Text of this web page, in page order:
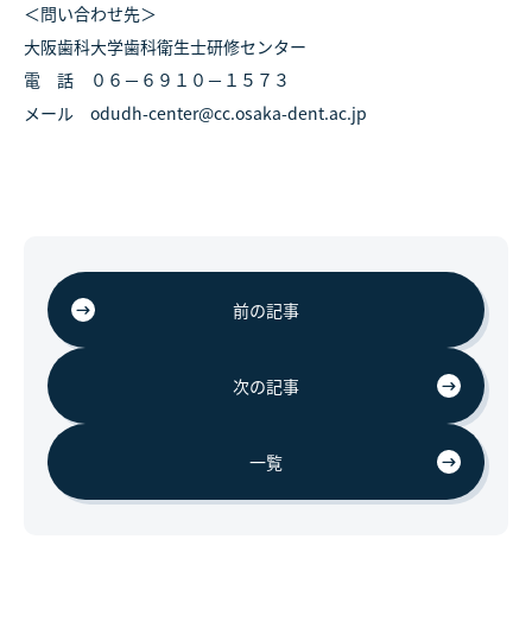
＜問い合わせ先＞
大阪歯科大学歯科衛生士研修センター
電 話 ０６－６９１０－１５７３
メール odudh-center@cc.osaka-dent.ac.jp
前の記事
次の記事
一覧